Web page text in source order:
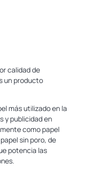
calidad de
un producto
más utilizado en la
y publicidad en
como papel
sin poro, de
potencia las